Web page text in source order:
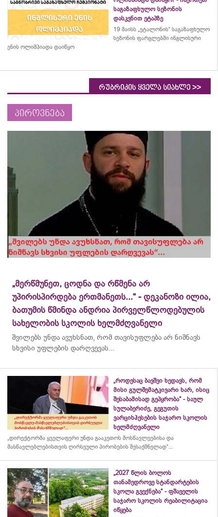
საგაზაფხულო სეზონის
დასკვნით ეტაპზე
19 მაისს „ეტალონის“ საგაზაფხულო
სეზონის ფარგლებში ინგლისური
ენის ოლიმპიადა დაიწყო
რუბრიკის ყველა სიახლე >>
პიროვნება
„მერწმუნეთ, ცოდნა და რწმენა არ
უპირისპირდება ერთმანეთს...“ - დეკანოზი ილია,
ბათუმის წმინდა ანდრია პირველწლოდებულის
სახელობის სკოლის ხელმძღვანელი
შვილებს უნდა ავუხსნათ, რომ თავისუფლება არ ნიშნავს
სხვისი უფლების დარღვევას...
„როდესაც ბავშვი ხედავს, რომ
მისი გულშემატკივარი ხარ, ისიც
შესაბამისად გეპყრობა“ - საულ
სულაბერიძე, გეგუთის
ვარციხჰესების საჯარო სკოლის
ხელმძღვანელი
„დირექტორმა ყველაფერი უნდა გააკეთოს მოსწავლეებისა და
მასწავლებლებისთვის ღირსეული პირობების შესაქმნელად“...
„2027 წლის ბოლოს
თანამედროვე სტანდარტების
სკოლა გვექნება“ - ფშაველის
საჯარო სკოლის რეაბილიტაცია
იწყება